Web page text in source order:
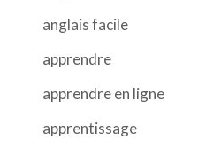
anglais facile
apprendre
apprendre en ligne
apprentissage